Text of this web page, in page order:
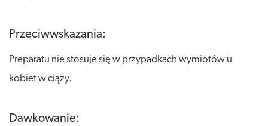
Przeciwwskazania:
Preparatu nie stosuje się w przypadkach wymiotów u
kobiet w ciąży.
Dawkowanie: